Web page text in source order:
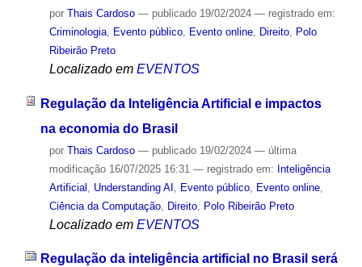
por Thais Cardoso — publicado19/02/2024 — registrado em:
Criminologia, Evento público, Evento online, Direito, Polo
Ribeirão Preto
Localizado em EVENTOS
Regulação da Inteligência Artificial e impactos
na economia do Brasil
por Thais Cardoso — publicado19/02/2024 — última
modificação16/07/2025 16:31 — registrado em: Inteligência
Artificial
Understanding AI Evento público, Evento online,
Ciência da Computação, Direito, Polo Ribeirão Preto
Localizado em EVENTOS
Regulação da inteligência artificial no Brasil será